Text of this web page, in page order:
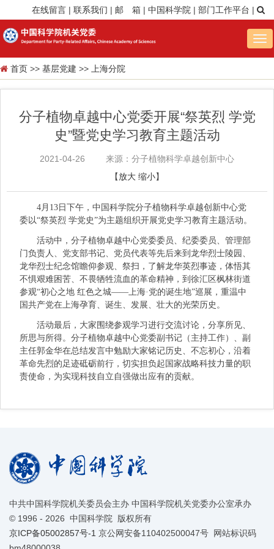
在线留言 | 联系我们 | 邮 箱 | 中国科学院 | 部门工作平台 |
首页 >> 基层党建 >> 上海分院
分子植物卓越中心党委开展“祭英烈 学党
史”暨党史学习教育主题活动
2021-04-26
来源：分子植物科学卓越创新中心
【放大 缩小】
4月13日下午，中国科学院分子植物科学卓越创新中心党
委以“祭英烈 学党史”为主题组织开展党史学习教育主题活动。
活动中，分子植物卓越中心党委委员、纪委委员、管理部
门负责人、党支部书记、党员代表等先后来到龙华烈士陵园、
龙华烈士纪念馆瞻仰参观、祭扫，了解龙华英烈事迹，体悟其
不惧艰难困苦、不畏牺牲流血的革命精神，到徐汇区枫林街道
参观“初心之地 红色之城——上海·党的诞生地”巡展，重温中
国共产党在上海孕育、诞生、发展、壮大的光荣历史。
活动最后，大家围绕参观学习进行交流讨论，分享所见、
所思与所得。分子植物卓越中心党委副书记（主持工作）、副
主任郭金华在总结发言中勉励大家铭记历史、不忘初心，沿着
革命先烈的足迹砥砺前行，切实担负起国家战略科技力量的职
责使命，为实现科技自立自强做出应有的贡献。
中共中国科学院机关委员会主办 中国科学院机关党委办公室承办
© 1996 - 2026 中国科学院 版权所有
京ICP备05002857号-1 京公网安备110402500047号 网站标识码